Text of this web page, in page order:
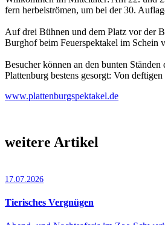
fern herbeiströmen, um bei der 30.
Auf drei Bühnen und dem Platz vor der
Burghof beim Feuerspektakel im Schein
Besucher können an den bunten
Plattenburg bestens gesorgt: Von
www.plattenburgspektakel.de
weitere Artikel
17.07.2026
Tierisches Vergnügen